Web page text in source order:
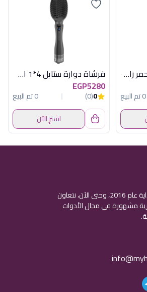
فرشاة شعر ايونيك احمر راش براش
0 تم البيع
فرشاة دوارة ستايل 4*1 اسود راش براش
EGP5280
0
(0)
0 تم البيع
اشترِ الآن
تأسست myhome في البداية عام 2016، وحتى الآن، نتعاون
علامة تجارية مشهورة في مجال الأدوات